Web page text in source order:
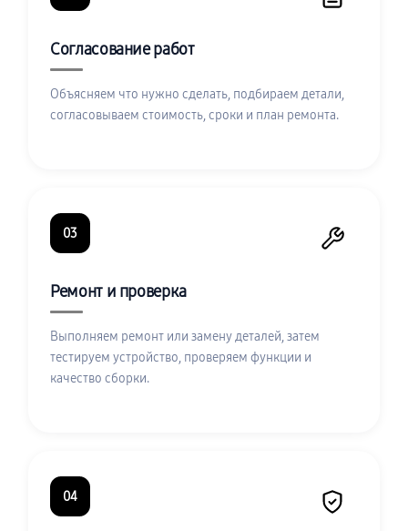
Согласование работ
Объясняем что нужно сделать, подбираем детали,
согласовываем стоимость, сроки и план ремонта.
03
Ремонт и проверка
Выполняем ремонт или замену деталей, затем
тестируем устройство, проверяем функции и
качество сборки.
04